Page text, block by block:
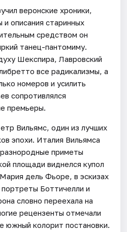
веронские хроники,
описания старинных
средством он
танец-пантомиму.
Шекспира, Лавровский
все радикализмы, а
номеров и усилить
сопротивлялся
премьеры.
Вильямс, один из лучших
эпохи. Италия Вильямса
приметы
площади виднелся купол
дель Фьоре, в эскизах
Боттичелли и
словно переехала на
рецензенты отмечали
южный колорит постановки.